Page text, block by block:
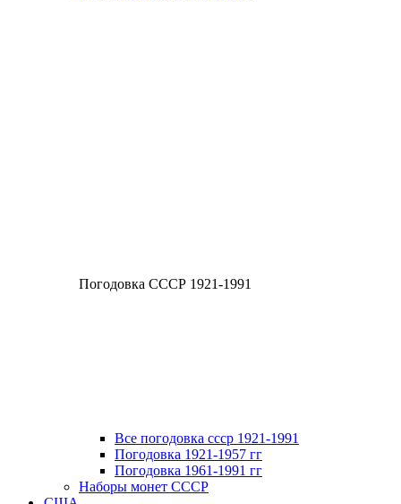
Погодовка СССР 1921-1991
Все погодовка ссср 1921-1991
Погодовка 1921-1957 гг
Погодовка 1961-1991 гг
Наборы монет СССР